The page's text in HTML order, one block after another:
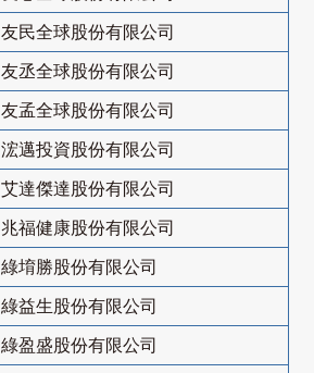
友民全球股份有限公司
友丞全球股份有限公司
友孟全球股份有限公司
浤邁投資股份有限公司
艾達傑達股份有限公司
兆福健康股份有限公司
綠堉勝股份有限公司
綠益生股份有限公司
綠盈盛股份有限公司